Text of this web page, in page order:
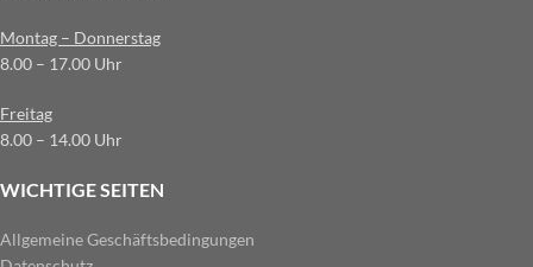
Montag – Donnerstag
8.00 – 17.00 Uhr
Freitag
8.00 – 14.00 Uhr
WICHTIGE SEITEN
Allgemeine Geschäftsbedingungen